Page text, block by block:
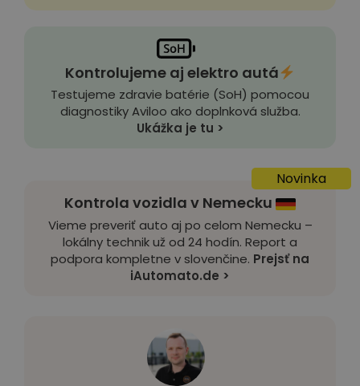
Kontrolujeme aj elektro autá
Testujeme zdravie batérie (SoH) pomocou
diagnostiky Aviloo ako doplnková služba.
Ukážka je tu >
Novinka
Kontrola vozidla v Nemecku
Vieme preveriť auto aj po celom Nemecku –
lokálny technik už od 24 hodín. Report a
podpora kompletne v slovenčine. Prejsť na
iAutomato.de >